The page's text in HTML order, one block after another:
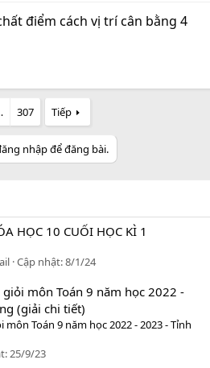
điểm cách vị trí cân bằng 4
307 Tiếp
nhập để đăng bài.
HỌC 10 CUỐI HỌC KÌ 1
Cập nhật:8/1/24
môn Toán 9 năm học 2022 -
(giải chi tiết)
Toán 9 năm học 2022 - 2023 - Tỉnh
25/9/23